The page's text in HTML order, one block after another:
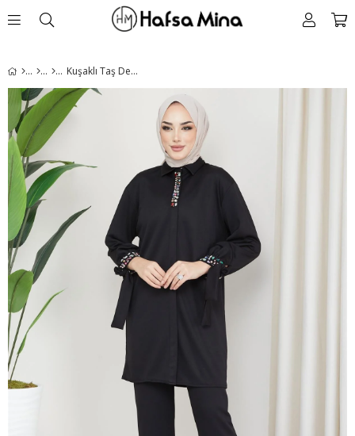
Kuşaklı Taş Detaylı İkili Takım Siyah